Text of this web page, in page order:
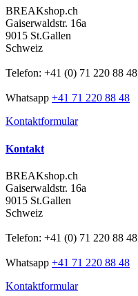
BREAKshop.ch
Gaiserwaldstr. 16a
9015 St.Gallen
Schweiz
Telefon: +41 (0) 71 220 88 48
Whatsapp +41 71 220 88 48
Kontaktformular
Kontakt
BREAKshop.ch
Gaiserwaldstr. 16a
9015 St.Gallen
Schweiz
Telefon: +41 (0) 71 220 88 48
Whatsapp +41 71 220 88 48
Kontaktformular